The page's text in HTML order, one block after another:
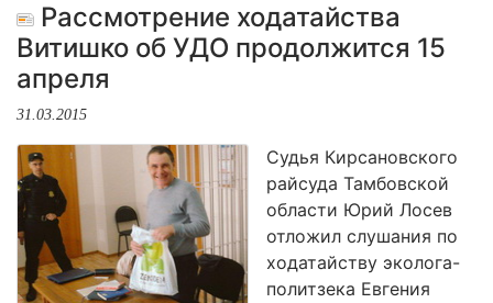
Рассмотрение ходатайства
Витишко об УДО продолжится 15
апреля
31.03.2015
Судья Кирсановского
райсуда Тамбовской
области Юрий Лосев
отложил слушания по
ходатайству эколога-
политзека Евгения